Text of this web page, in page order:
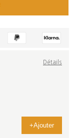
Détails
+Ajouter